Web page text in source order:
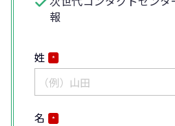
報
姓 *
名 *